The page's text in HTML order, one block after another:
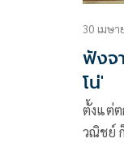
30 เมษา
ฟังจ
โน่'
ตั้งแต่
วณิชย์ ก็ยังไม่เคยออกมาให้สัมภาษณ์กับสื่อถึงความ